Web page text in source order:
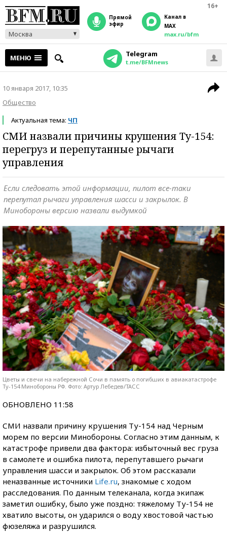
16+
Москва
прямой
эфир
Канал в
MAX
max.ru/bfm
МЕНЮ Telegram
t.me/BFMnews
10 января 2017, 10:35
Общество
Актуальная тема: ЧП
СМИ назвали причины крушения Ту-154:
перегруз и перепутанные рычаги
управления
Если следовать этой информации, пилот все-таки
перепутал рычаги управления шасси и закрылок. В
Минобороны версию назвали выдумкой
Цветы и свечи на набережной Сочи в память о погибших в авиакатастрофе
Ту-154 Минобороны РФ. Фото: Артур Лебедев/ТАСС
ОБНОВЛЕНО 11:58
СМИ назвали причину крушения Ту-154 над Черным
морем по версии Минобороны. Согласно этим данным, к
катастрофе привели два фактора: избыточный вес груза
в самолете и ошибка пилота, перепутавшего рычаги
управления шасси и закрылок. Об этом рассказали
неназванные источники Life.ru, знакомые с ходом
расследования. По данным телеканала, когда экипаж
заметил ошибку, было уже поздно: тяжелому Ту-154 не
хватило высоты, он ударился о воду хвостовой частью
фюзеляжа и разрушился.